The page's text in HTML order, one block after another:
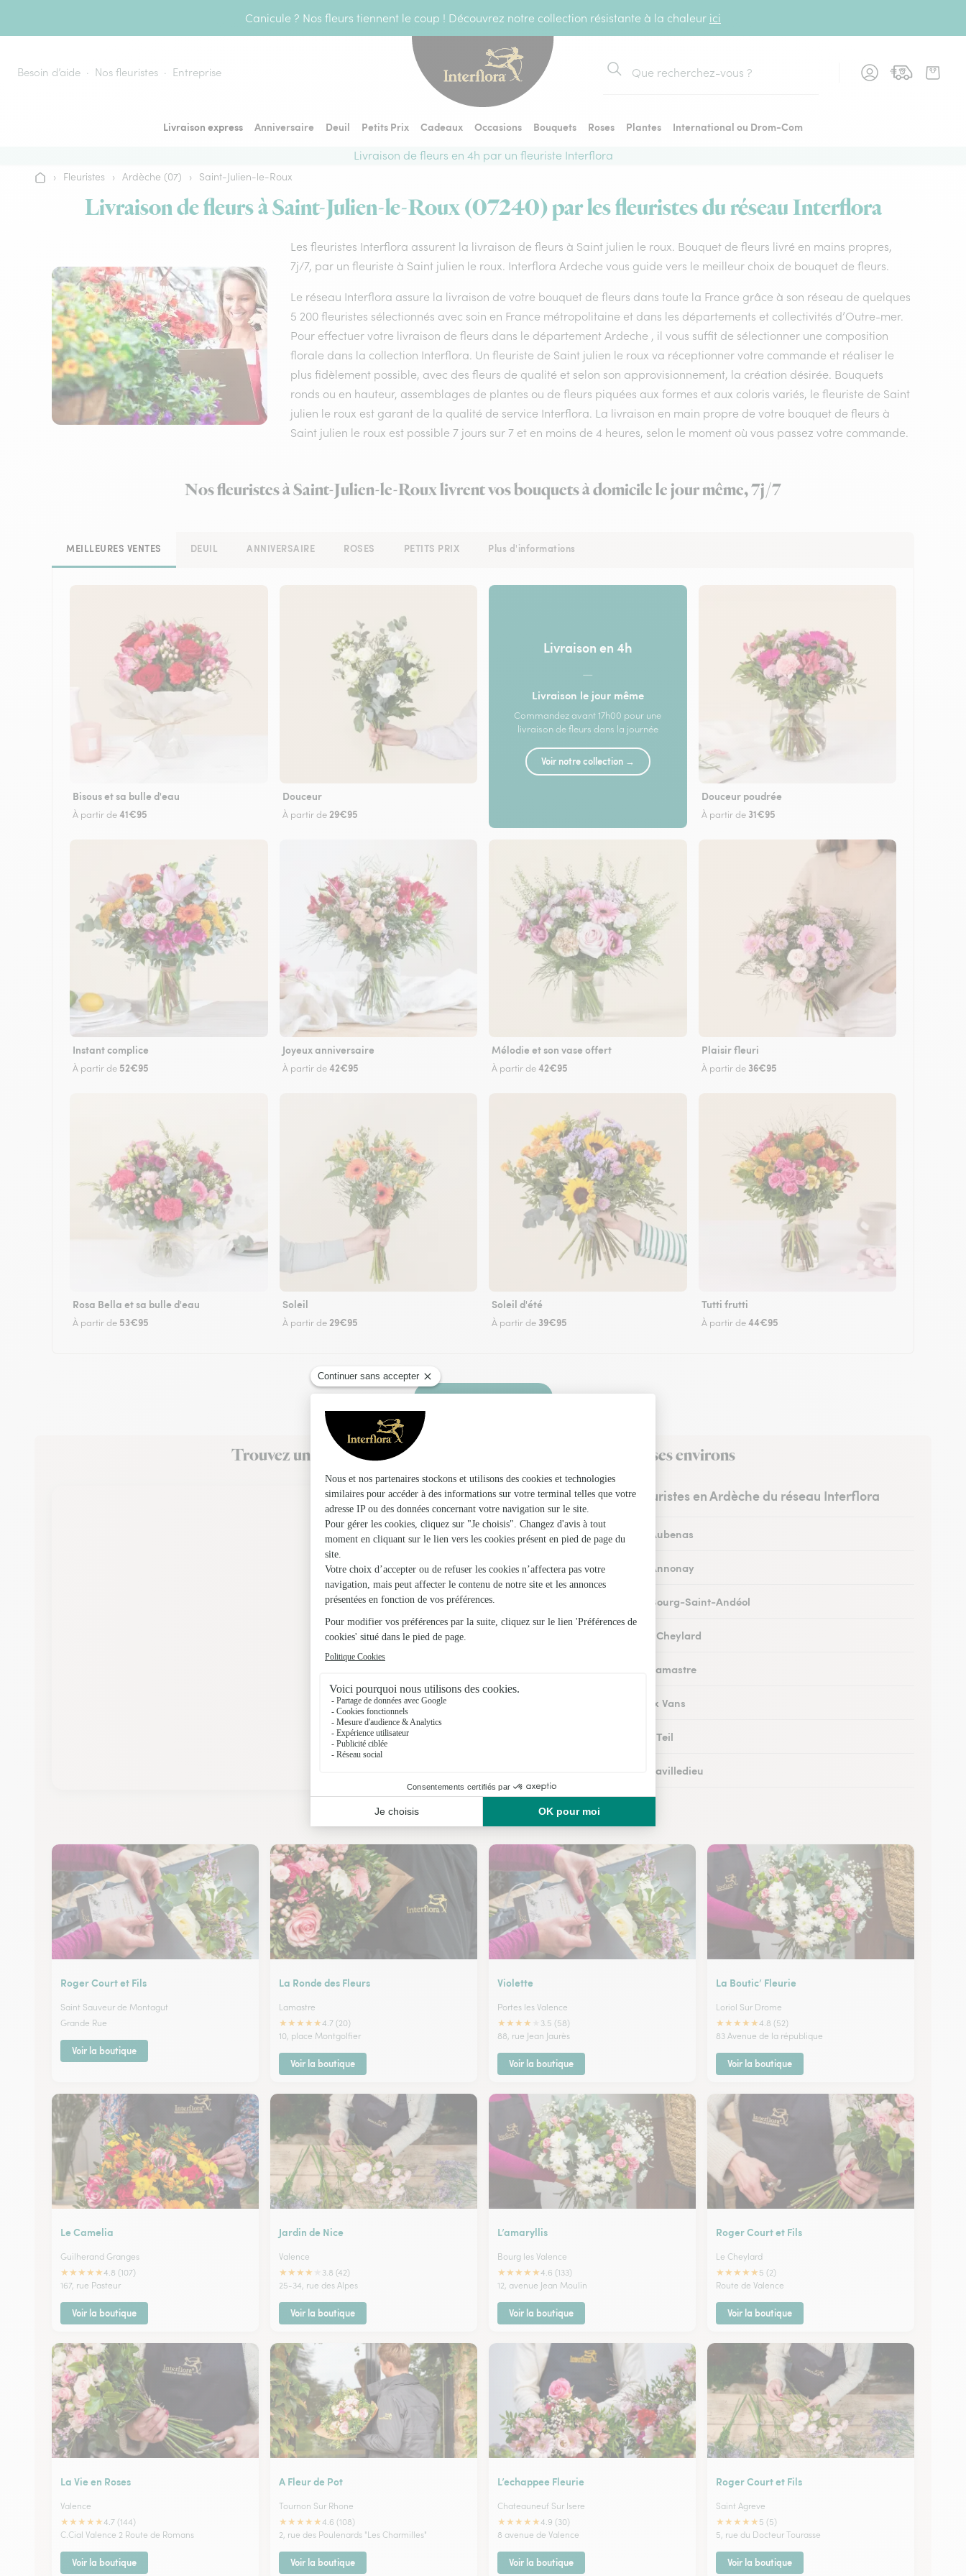
Canicule ? Nos fleurs tiennent le coup ! Découvrez notre collection résistante à la chaleur ici
Besoin d’aide Nos fleuristes Entreprise
Rechercher
Livraison express Anniversaire Deuil Petits Prix Cadeaux Occasions Bouquets Roses Plantes
International ou Drom-Com
Livraison de fleurs en 4h par un fleuriste Interflora
Accueil
› Fleuristes › Ardèche (07) › Saint-Julien-le-Roux
Livraison de fleurs à Saint-Julien-le-Roux (07240) par les fleuristes du réseau Interflora
Les fleuristes Interflora assurent la livraison de fleurs à Saint julien le roux. Bouquet de fleurs livré en mains propres,
7j/7, par un fleuriste à Saint julien le roux. Interflora Ardeche vous guide vers le meilleur choix de bouquet de fleurs.
Le réseau Interflora assure la livraison de votre bouquet de fleurs dans toute la France grâce à son réseau de quelques
5 200 fleuristes sélectionnés avec soin en France métropolitaine et dans les départements et collectivités d’Outre-mer.
Pour effectuer votre livraison de fleurs dans le département Ardeche , il vous suffit de sélectionner une composition
florale dans la collection Interflora. Un fleuriste de Saint julien le roux va réceptionner votre commande et réaliser le
plus fidèlement possible, avec des fleurs de qualité et selon son approvisionnement, la création désirée. Bouquets
ronds ou en hauteur, assemblages de plantes ou de fleurs piquées aux formes et aux coloris variés, le fleuriste de Saint
julien le roux est garant de la qualité de service Interflora. La livraison en main propre de votre bouquet de fleurs à
Saint julien le roux est possible 7 jours sur 7 et en moins de 4 heures, selon le moment où vous passez votre commande.
Nos fleuristes à Saint-Julien-le-Roux livrent vos bouquets à domicile le jour même, 7j/7
MEILLEURES VENTES DEUIL ANNIVERSAIRE ROSES PETITS PRIX Plus d'informations
Bisous et sa bulle d'eau
À partir de41€95
Douceur
À partir de 29€95
Livraison en 4h
—
Livraison le jour même
Commandez avant 17h00 pour une
livraison de fleurs dans la journée
Voir notre collection →
Douceur poudrée
À partir de 31€95
Instant complice
À partir de 52€95
Joyeux anniversaire
À partir de42€95
Mélodie et son vase offert
À partir de42€95
Plaisir fleuri
À partir de 36€95
Rosa Bella et sa bulle d'eau
À partir de 53€95
Soleil
À partir de 29€95
Soleil d'été
À partir de 39€95
Tutti frutti
À partir de44€95
Faire livrer des fleurs
Trouvez un fleuriste Interflora à Saint-Julien-le-Roux et dans ses environs
Les fleuristes en Ardèche du réseau Interflora
Fleuristes à Aubenas
Fleuristes à Annonay
Fleuristes à Bourg-Saint-Andéol
Fleuristes au Cheylard
Fleuristes à Lamastre
Fleuristes aux Vans
Fleuristes au Teil
Fleuristes à Lavilledieu
Nos fleuristes à Saint-Julien-le-Roux
Roger Court et Fils
Saint Sauveur de Montagut
Grande Rue
Voir la boutique
La Ronde des Fleurs
Lamastre
★★★★★4.7 (20)
10, place Montgolfier
Voir la boutique
Violette
Portes les Valence
★★★★
3.5 (58)
88, rue Jean Jaurès
Voir la boutique
La Boutic’ Fleurie
Loriol Sur Drome
★★★★★4.8 (52)
83 Avenue de la république
Voir la boutique
Le Camelia
Guilherand Granges
★★★★★4.8 (107)
167, rue Pasteur
Voir la boutique
Jardin de Nice
Valence
★★★★
3.8 (42)
25-34, rue des Alpes
Voir la boutique
L’amaryllis
Bourg les Valence
★★★★★4.6 (133)
12, avenue Jean Moulin
Voir la boutique
Roger Court et Fils
Le Cheylard
★★★★★ 5 (2)
Route de Valence
Voir la boutique
La Vie en Roses
Valence
★★★★★4.7 (144)
C.Cial Valence 2 Route de Romans
Voir la boutique
A Fleur de Pot
Tournon Sur Rhone
★★★★★4.6 (108)
2, rue des Poulenards "Les Charmilles"
Voir la boutique
L’echappee Fleurie
Chateauneuf Sur Isere
★★★★★4.9 (30)
8 avenue de Valence
Voir la boutique
Roger Court et Fils
Saint Agreve
★★★★★ 5 (5)
5, rue du Docteur Tourasse
Voir la boutique